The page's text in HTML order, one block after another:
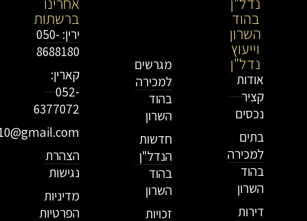
בהוד
השרון
וייעוץ
נדל"ן
אודות
קציר
נכסים
בתים
למכירה
בהוד
השרון
דירות
מגרשים
למכירה
בהוד
השרון
חדשות
הנדל"ן
בהוד
השרון
זכויות
ברשתות
ירין: 050-
8688180
קארין:
052-
6377072
הצהרת
נגישות
מדיניות
הפרטיות